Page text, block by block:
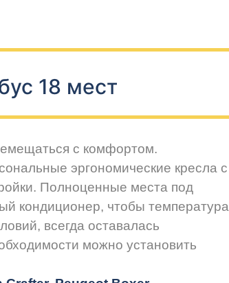
18 мест
с комфортом.
эргономические кресла с
Полноценные места под
кондиционер, чтобы температура
всегда оставалась
можно установить